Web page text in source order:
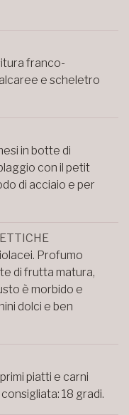
franco-
e scheletro
in botte di
con il petit
di acciaio e per
Profumo
di frutta matura,
è morbido e
dolci e ben
piatti e carni
18 gradi.